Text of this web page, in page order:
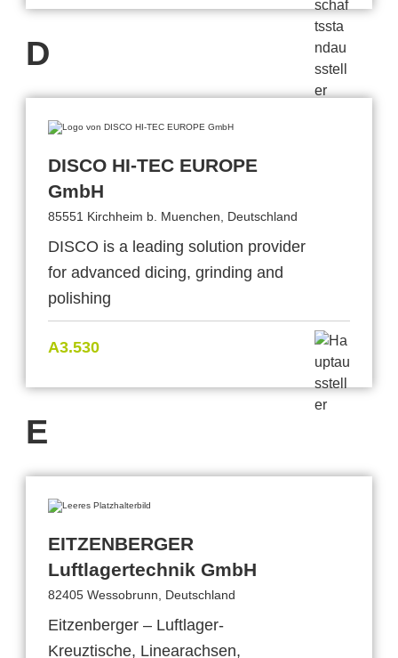
D
DISCO HI-TEC EUROPE
GmbH
85551 Kirchheim b. Muenchen, Deutschland
DISCO is a leading solution provider
for advanced dicing, grinding and
polishing
A3.530
E
EITZENBERGER
Luftlagertechnik GmbH
82405 Wessobrunn, Deutschland
Eitzenberger – Luftlager-
Kreuztische, Linearachsen,